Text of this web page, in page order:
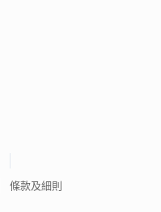
條款及細則